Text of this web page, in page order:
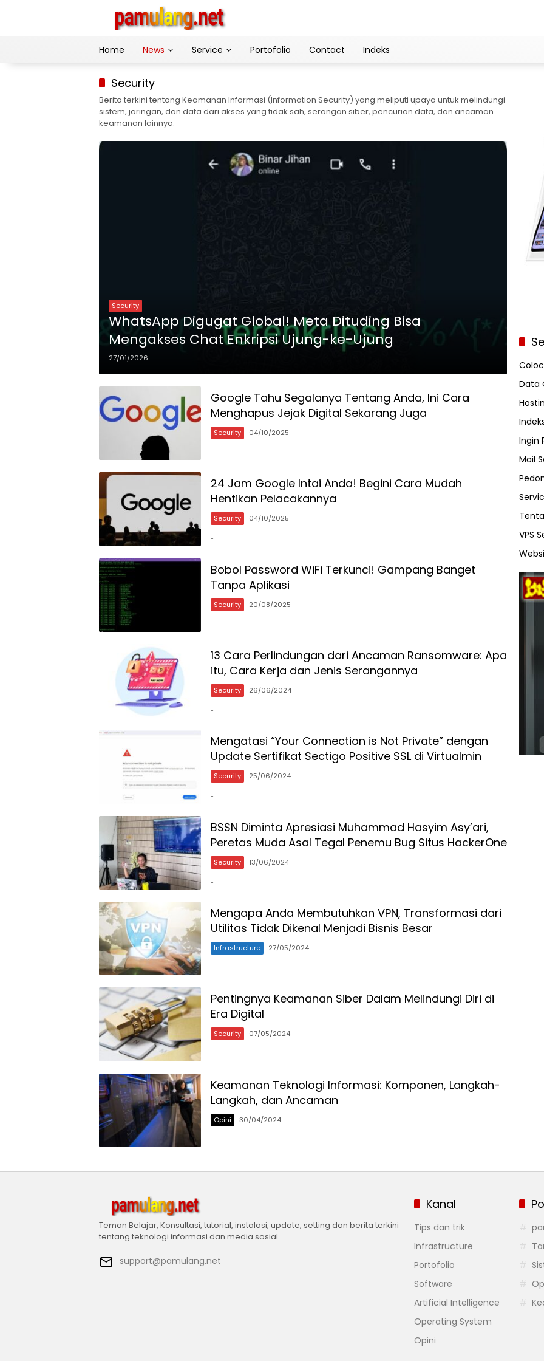
Home
News Service Portofolio Contact Indeks
Security
Berita terkini tentang Keamanan Informasi (Information Security) yang meliputi upaya untuk melindungi
sistem, jaringan, dan data dari akses yang tidak sah, serangan siber, pencurian data, dan ancaman
keamanan lainnya.
Security
WhatsApp Digugat Global! Meta Dituding Bisa
Mengakses Chat Enkripsi Ujung-ke-Ujung
27/01/2026
Google Tahu Segalanya Tentang Anda, Ini Cara
Menghapus Jejak Digital Sekarang Juga
Security 04/10/2025
…
24 Jam Google Intai Anda! Begini Cara Mudah
Hentikan Pelacakannya
Security 04/10/2025
…
Bobol Password WiFi Terkunci! Gampang Banget
Tanpa Aplikasi
Security 20/08/2025
…
13 Cara Perlindungan dari Ancaman Ransomware: Apa
itu, Cara Kerja dan Jenis Serangannya
Security 26/06/2024
…
Mengatasi “Your Connection is Not Private” dengan
Update Sertifikat Sectigo Positive SSL di Virtualmin
Security 25/06/2024
…
BSSN Diminta Apresiasi Muhammad Hasyim Asy’ari,
Peretas Muda Asal Tegal Penemu Bug Situs HackerOne
Security 13/06/2024
…
Mengapa Anda Membutuhkan VPN, Transformasi dari
Utilitas Tidak Dikenal Menjadi Bisnis Besar
Infrastructure 27/05/2024
…
Pentingnya Keamanan Siber Dalam Melindungi Diri di
Era Digital
Security 07/05/2024
…
Keamanan Teknologi Informasi: Komponen, Langkah-
Langkah, dan Ancaman
Opini 30/04/2024
…
Data
Ingin
Mail
VPS
Teman Belajar, Konsultasi, tutorial, instalasi, update, setting dan berita terkini
tentang teknologi informasi dan media sosial
support@pamulang.net
Kanal
Tips dan trik
Infrastructure
Portofolio
Software
Artificial Intelligence
Operating System
Opini